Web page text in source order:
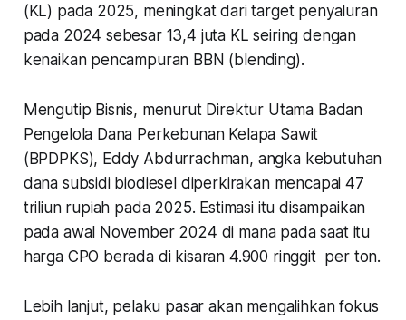
(KL) pada 2025, meningkat dari target penyaluran
pada 2024 sebesar 13,4 juta KL seiring dengan
kenaikan pencampuran BBN (blending).
Mengutip Bisnis, menurut Direktur Utama Badan
Pengelola Dana Perkebunan Kelapa Sawit
(BPDPKS), Eddy Abdurrachman, angka kebutuhan
dana subsidi biodiesel diperkirakan mencapai 47
triliun rupiah pada 2025. Estimasi itu disampaikan
pada awal November 2024 di mana pada saat itu
harga CPO berada di kisaran 4.900 ringgit per ton.
Lebih lanjut, pelaku pasar akan mengalihkan fokus